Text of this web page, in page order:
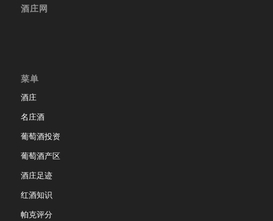
酒庄网
菜单
酒庄
名庄酒
葡萄酒投资
葡萄酒产区
酒庄足迹
红酒知识
帕克评分